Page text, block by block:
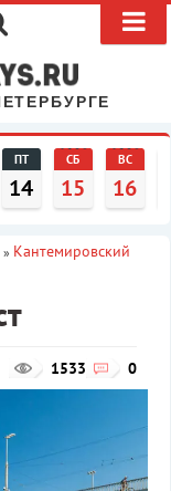
ПТ
14
СБ
15
ВС
16
» Кантемировский
0
1533